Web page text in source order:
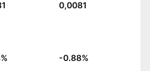
0,0081
% -0.88%